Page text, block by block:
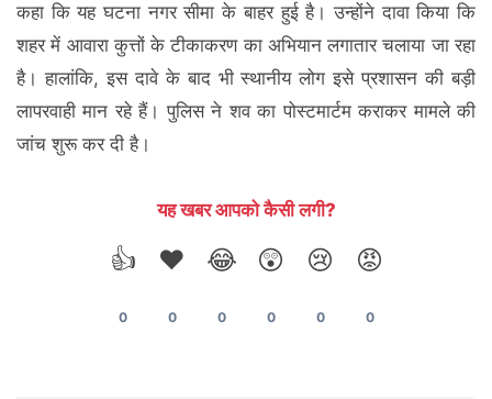
कहा कि यह घटना नगर सीमा के बाहर हुई है। उन्होंने दावा किया कि
शहर में आवारा कुत्तों के टीकाकरण का अभियान लगातार चलाया जा रहा
है। हालांकि, इस दावे के बाद भी स्थानीय लोग इसे प्रशासन की बड़ी
लापरवाही मान रहे हैं। पुलिस ने शव का पोस्टमार्टम कराकर मामले की
जांच शुरू कर दी है।
यह खबर आपको कैसी लगी?
👍
0
❤️
0
😂
0
😲
0
😢
0
😡
0